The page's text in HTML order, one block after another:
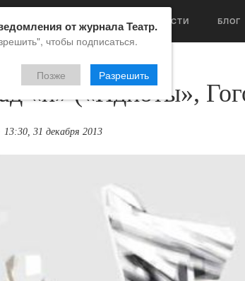
НОВОСТИ БЛОГ
«и» («Идиоты»,
13:30, 31 декабря 2013
от журнала Театр.
чтобы подписаться.
Позже Разрешить